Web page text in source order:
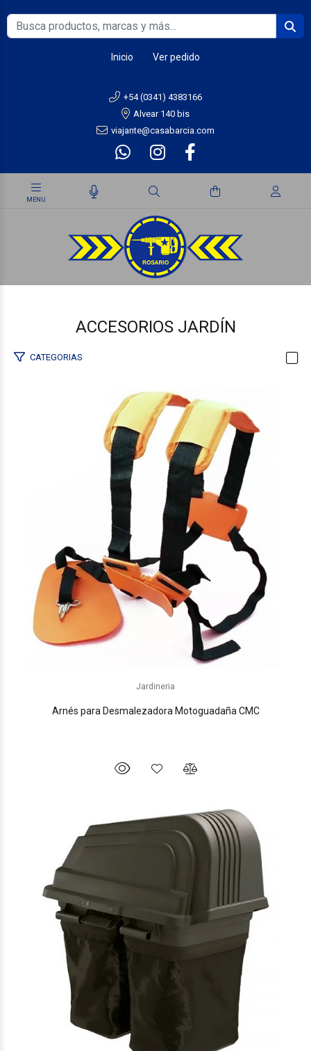
Inicio Ver pedido
+54 (0341) 4383166
Alvear 140 bis
viajante@casabarcia.com
ACCESORIOS JARDÍN
CATEGORIAS
Jardineria
Arnés para Desmalezadora Motoguadaña CMC